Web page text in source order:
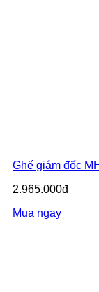
Ghế giám đốc
2.965.000đ
Mua ngay